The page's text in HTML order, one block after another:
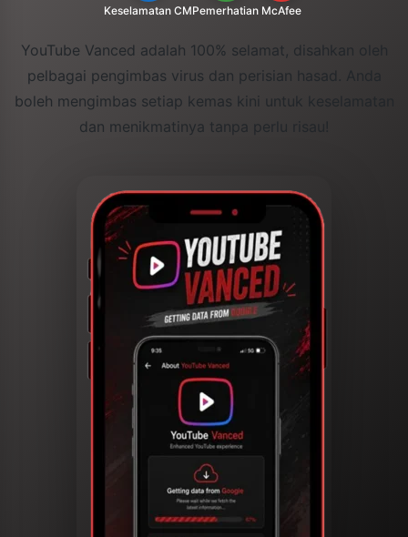
Keselamatan CMPemerhatian McAfee
YouTube Vanced adalah 100% selamat, disahkan oleh
pelbagai pengimbas virus dan perisian hasad. Anda
boleh mengimbas setiap kemas kini untuk keselamatan
dan menikmatinya tanpa perlu risau!